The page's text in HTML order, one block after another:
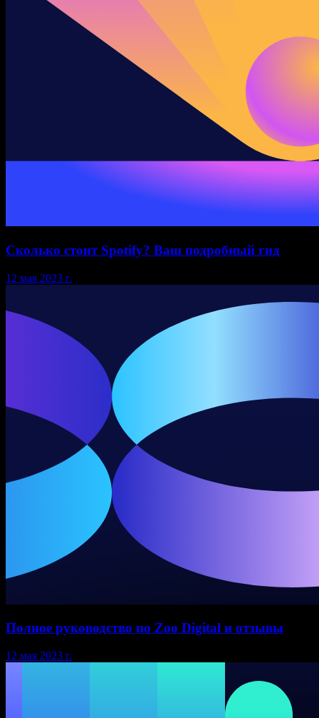
Сколько стоит Spotify? Ваш подробный гид
12 мая 2023 г.
Полное руководство по Zoo Digital и отзывы
12 мая 2023 г.